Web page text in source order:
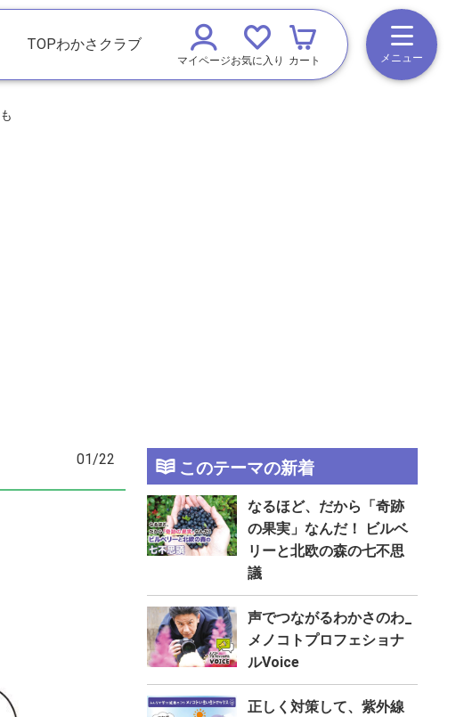
TOPわかさクラブ
マイページお気に入り カート メニュー
01/22 このテーマの新着
なるほど、だから「奇跡
の果実」なんだ！ ビルベ
リーと北欧の森の七不思
議
声でつながるわかさのわ_
メノコトプロフェショナ
ルVoice
正しく対策して、紫外線